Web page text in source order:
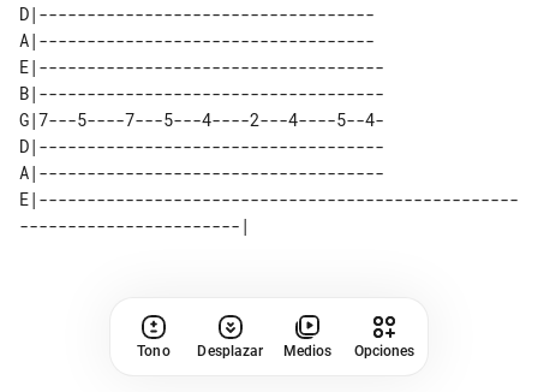
D|-----------------------------------
A|-----------------------------------
E|------------------------------------
B|------------------------------------
G|7---5----7---5---4----2---4----5--4-
D|------------------------------------
E|--------------------------------------------------
Tono Desplazar Medios Opciones